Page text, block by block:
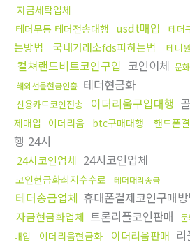
자금세탁업체
테더무통 테더전송대행 usdt매입 테더
는방법
국내거래소fds피하는법 테더
컬쳐랜드비트코인구입 코인이체 문
해외선물현금인출 테더현금화
신용카드코인전송 이더리움구입대행
제매입
이더리움 btc구매대행 핸드폰
행 24시
24시코인업체 24시코인업체
코인현금화최저수수료 테더대리송금
테더송금업체 휴대폰결제코인구매방
자금현금화업체 트론리플코인판매
매입
이더리움현금화 이더리움판매 리